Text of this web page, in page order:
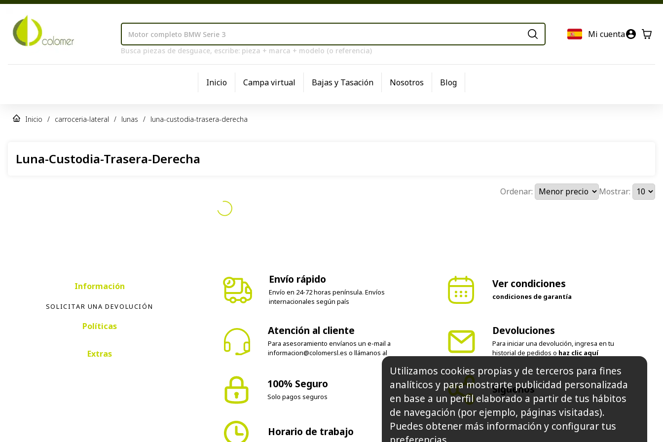
Busca piezas de desguace, escribe: pieza + marca + modelo (o referencia)
Mi cuenta
Inicio Campa virtual Bajas y Tasación Nosotros Blog
Inicio / carroceria-lateral / lunas / luna-custodia-trasera-derecha
Luna-Custodia-Trasera-Derecha
Ordenar: Mostrar:
SOLICITAR UNA DEVOLUCIÓN
Políticas
Envío en 24-72 horas península. Envíos
internacionales según país
condiciones de garantía
Para asesoramiento envíanos un e-mail a
informacion@colomersl.eso llámanos al
Para iniciar una devolución, ingresa en tu
historial de pedidos o
Solo pagos seguros
Síguenos
Utilizamos cookies propias y de terceros para fines
analíticos y para mostrarte publicidad personalizada
en base a un perfil elaborado a partir de tus hábitos
de navegación (por ejemplo, páginas visitadas).
Puedes obtener más información y configurar tus